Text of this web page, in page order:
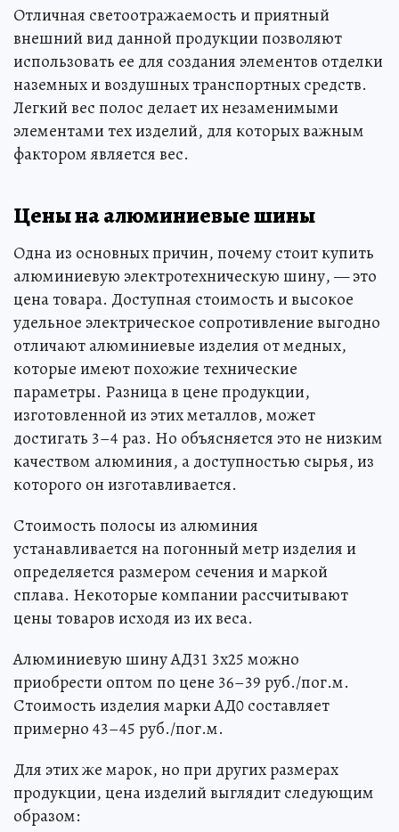
Отличная светоотражаемость и приятный
внешний вид данной продукции позволяют
использовать ее для создания элементов отделки
наземных и воздушных транспортных средств.
Легкий вес полос делает их незаменимыми
элементами тех изделий, для которых важным
фактором является вес.
Цены на алюминиевые шины
Одна из основных причин, почему стоит купить
алюминиевую электротехническую шину, — это
цена товара. Доступная стоимость и высокое
удельное электрическое сопротивление выгодно
отличают алюминиевые изделия от медных,
которые имеют похожие технические
параметры. Разница в цене продукции,
изготовленной из этих металлов, может
достигать 3–4 раз. Но объясняется это не низким
качеством алюминия, а доступностью сырья, из
которого он изготавливается.
Стоимость полосы из алюминия
устанавливается на погонный метр изделия и
определяется размером сечения и маркой
сплава. Некоторые компании рассчитывают
цены товаров исходя из их веса.
Алюминиевую шину АД31 3х25 можно
приобрести оптом по цене 36–39 руб./пог.м.
Стоимость изделия марки АД0 составляет
примерно 43–45 руб./пог.м.
Для этих же марок, но при других размерах
продукции, цена изделий выглядит следующим
образом: